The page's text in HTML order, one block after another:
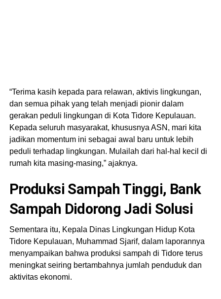
“Terima kasih kepada para relawan, aktivis lingkungan,
dan semua pihak yang telah menjadi pionir dalam
gerakan peduli lingkungan di Kota Tidore Kepulauan.
Kepada seluruh masyarakat, khususnya ASN, mari kita
jadikan momentum ini sebagai awal baru untuk lebih
peduli terhadap lingkungan. Mulailah dari hal-hal kecil di
rumah kita masing-masing,” ajaknya.
Produksi Sampah Tinggi, Bank
Sampah Didorong Jadi Solusi
Sementara itu, Kepala Dinas Lingkungan Hidup Kota
Tidore Kepulauan, Muhammad Sjarif, dalam laporannya
menyampaikan bahwa produksi sampah di Tidore terus
meningkat seiring bertambahnya jumlah penduduk dan
aktivitas ekonomi.